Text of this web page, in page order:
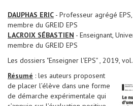
DAUPHAS ERIC - Professeur agrégé
membre du GREID EPS
LACROIX SÉBASTIEN - Enseignant,
membre du GREID EPS
Les dossiers "Enseigner l'EPS" , 2019,
Résumé : les auteurs proposent
de placer l’élève dans une forme
de démarche expérimentale qui